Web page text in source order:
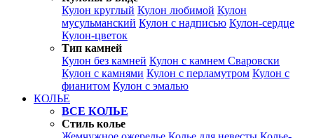
Кулон круглый Кулон любимой Кулон
мусульманский Кулон с надписью Кулон-сердце
Кулон-цветок
Тип камней
Кулон без камней Кулон с камнем Сваровски
Кулон с камнями Кулон с перламутром Кулон с
фианитом Кулон с эмалью
КОЛЬЕ
ВСЕ КОЛЬЕ
Стиль колье